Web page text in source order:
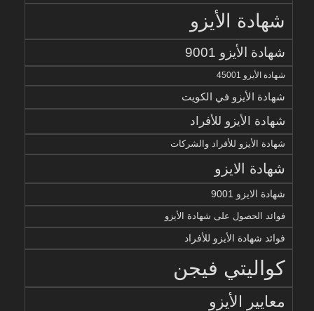
شهادة الأيزو
شهادة الأيزو 9001
شهادة الأيزو 45001
شهادة الأيزو في الكويت
شهادة الأيزو للأفراد
شهادة الأيزو للأفراد والشركات
شهادة الايزو
شهادة الايزو 9001
فوائد الحصول على شهادة الأيزو
فوائد شهادة الأيزو للأفراد
كواليتي فيجن
معايير الأيزو